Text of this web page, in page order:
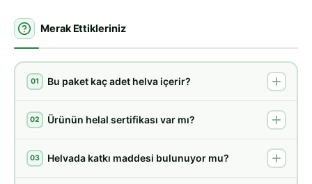
Merak Ettikleriniz
01 Bu paket kaç adet helva içerir?
02 Ürünün helal sertifikası var mı?
03 Helvada katkı maddesi bulunuyor mu?